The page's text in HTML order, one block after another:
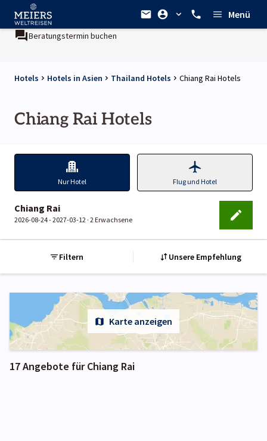
Menü
Beratungstermin buchen
Hotels Hotels in Asien Thailand Hotels Chiang Rai Hotels
Chiang Rai Hotels
Nur Hotel Flug und Hotel
Chiang Rai
2026-08-24 - 2027-03-12 · 2 Erwachsene
Filtern Unsere Empfehlung
Karte anzeigen
17 Angebote für Chiang Rai